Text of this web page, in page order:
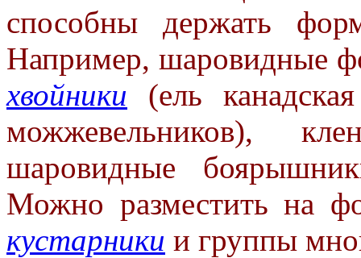
способны держать
Например, шаровидные
хвойники (ель
можжевельников),
шаровидные
Можно разместить на
кустарники и группы